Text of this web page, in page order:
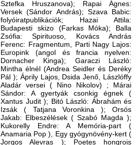
Sztefka Hruszanova); Rapai Ágnes:
Versek (Sándor András); Szava Babic:
folyóiratpublikációk; Hazai Attila:
Budapesti skizo (Farkas Móka); Balla
Zsófia: Spirituoso, Kovács András
Ferenc: Fragmentum, Parti Nagy Lajos:
Europink (angol és francia nyelven:
Dornacher Kinga); Garaczi László:
Mintha élnél (Andrea Seidler és Deréky
Pál ); Áprily Lajos, Dsida Jenő, Lászlóffy
Aladár versei ( Nino Nikolov) ; Márai
Sándor: A gyertyák csonkig égnek (
Xantus Judit ); Bitó László: Ábrahám és
Izsák ( Tatjana Voronkina ); Orsós
Jakab: Elbeszélések ( Szabó Magda );
Kukorelly Endre: A Memória-part (
Anamaria Pop ), Egy gyógynövény-kert (
Jorgos Alevras ); Poetes hongrois